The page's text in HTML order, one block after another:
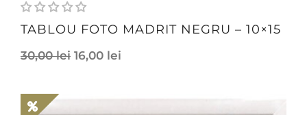
TABLOU FOTO MADRIT NEGRU – 10×15
30,00lei 16,00 lei